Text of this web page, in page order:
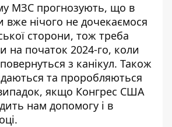
МЗС прогнозують, що в
вже нічого не дочекаємося
сторони, тож треба
на початок 2024-го, коли
з канікул. Також
та проробляються
якщо Конгрес США
нам допомогу і в